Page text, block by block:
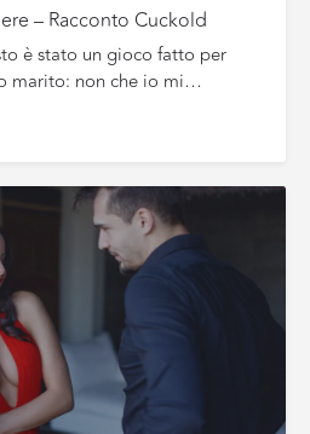
– Racconto Cuckold
è stato un gioco fatto per
marito: non che io mi…